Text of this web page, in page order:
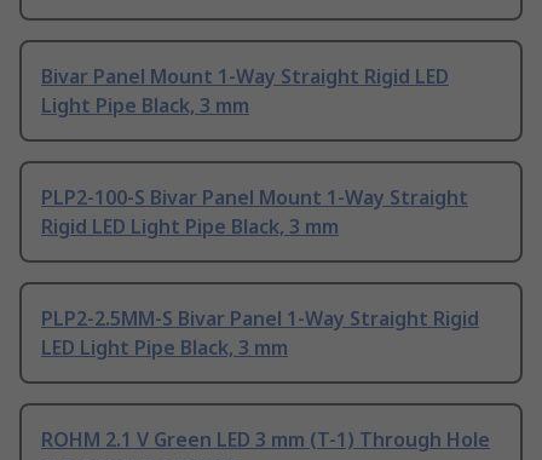
Bivar Panel Mount 1-Way Straight Rigid LED
Light Pipe Black, 3 mm
PLP2-100-S Bivar Panel Mount 1-Way Straight
Rigid LED Light Pipe Black, 3 mm
PLP2-2.5MM-S Bivar Panel 1-Way Straight Rigid
LED Light Pipe Black, 3 mm
ROHM 2.1 V Green LED 3 mm (T-1) Through Hole